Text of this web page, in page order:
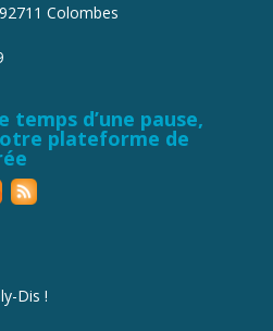
Colombes
temps d’une pause,
plateforme de
Dis !